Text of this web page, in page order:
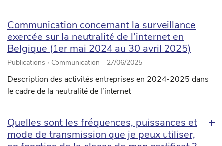
Communication concernant la surveillance
exercée sur la neutralité de l’internet en
Belgique (1er mai 2024 au 30 avril 2025)
Publications › Communication - 27/06/2025
Description des activités entreprises en 2024-2025 dans
le cadre de la neutralité de l’internet
Quelles sont les fréquences, puissances et
mode de transmission que je peux utiliser,